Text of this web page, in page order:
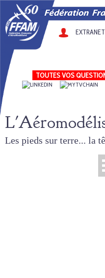
TOUTES VOS
Les pieds sur terre... la